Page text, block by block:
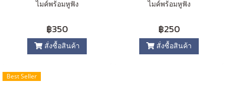
ไมค์พร้อมหูฟัง
฿350
สั่งซื้อสินค้า
ไมค์พร้อมหูฟัง
฿250
สั่งซื้อสินค้า
Best Seller